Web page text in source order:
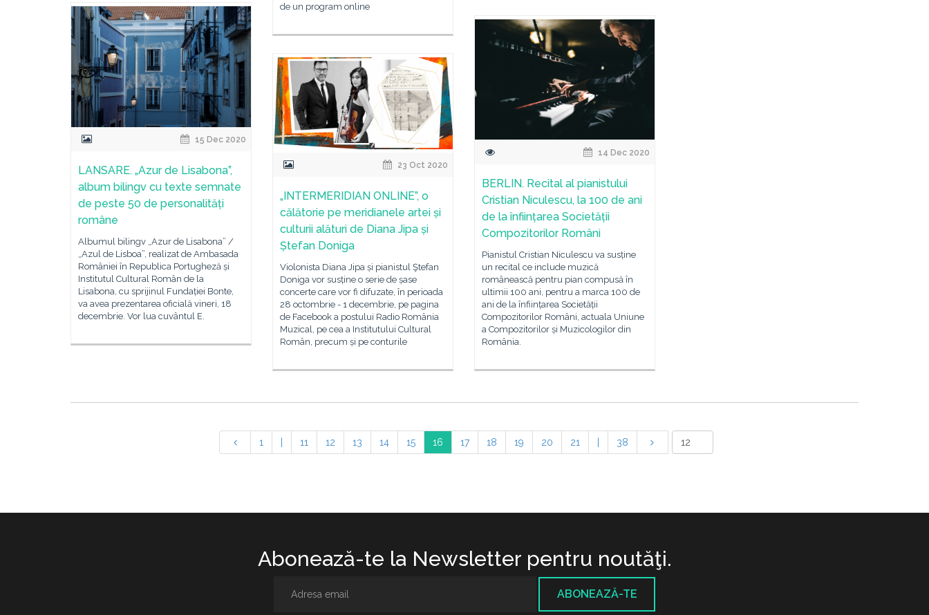
de un program online
15 Dec 2020
LANSARE. „Azur de Lisabona”,
album bilingv cu texte semnate
de peste 50 de personalități
române
Albumul bilingv „Azur de Lisabona” /
„Azul de Lisboa”, realizat de Ambasada
României în Republica Portugheză și
Institutul Cultural Român de la
Lisabona, cu sprijinul Fundației Bonte,
va avea prezentarea oficială vineri, 18
decembrie. Vor lua cuvântul E.
14 Dec 2020
BERLIN. Recital al pianistului
Cristian Niculescu, la 100 de ani
de la înființarea Societății
Compozitorilor Români
Pianistul Cristian Niculescu va susține
un recital ce include muzică
românească pentru pian compusă în
ultimii 100 ani, pentru a marca 100 de
ani de la înființarea Societății
Compozitorilor Români, actuala Uniune
a Compozitorilor și Muzicologilor din
România.
23 Oct 2020
„INTERMERIDIAN ONLINE”, o
călătorie pe meridianele artei și
culturii alături de Diana Jipa și
Ștefan Doniga
Violonista Diana Jipa și pianistul Ştefan
Doniga vor susține o serie de șase
concerte care vor fi difuzate, în perioada
28 octombrie - 1 decembrie, pe pagina
de Facebook a postului Radio România
Muzical, pe cea a Institutului Cultural
Român, precum și pe conturile
1 11 12 13 14 15 16 17 18 19 20 21 38
Abonează-te la Newsletter pentru noutăţi.
ABONEAZĂ-TE